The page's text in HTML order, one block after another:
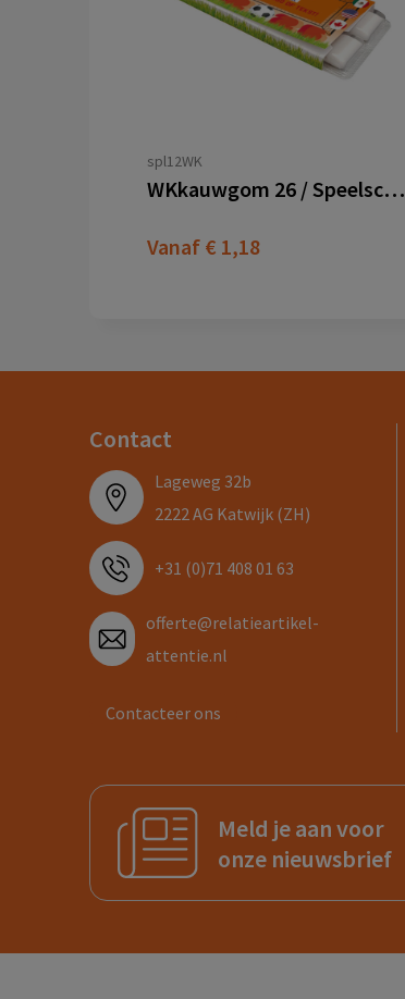
spl12WK
WKkauwgom 26 / Speelschema
Vanaf € 1,18
Contact
Lageweg 32b
2222 AG Katwijk (ZH)
+31 (0)71 408 01 63
offerte@relatieartikel-
attentie.nl
Contacteer ons
Meld je aan voor
onze nieuwsbrief